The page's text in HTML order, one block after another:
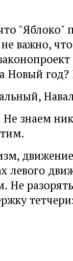
"Яблоко"
важно,
Новый год?
знаем
левого
Не